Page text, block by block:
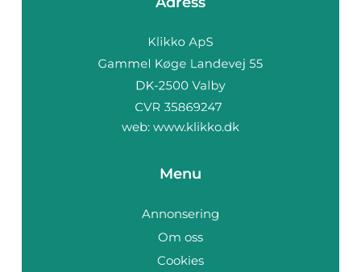
web: www.klikko.dk
Menu
Annonsering
Om oss
Cookies